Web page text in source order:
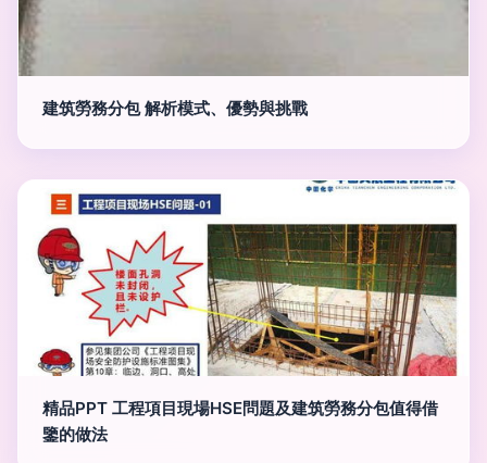
建筑勞務分包 解析模式、優勢與挑戰
精品PPT 工程項目現場HSE問題及建筑勞務分包值得借
鑒的做法